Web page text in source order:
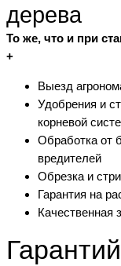
дерева
То же, что и при
+
Выезд
Удобрения и
корневой
Обработка от
вредителей
Обрезка и
Гарантия на
Качественная